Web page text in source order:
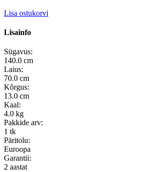
Lisa ostukorvi
Lisainfo
Sügavus:
140.0 cm
Laius:
70.0 cm
Kõrgus:
13.0 cm
Kaal:
4.0 kg
Pakkide arv:
1 tk
Päritolu:
Euroopa
Garantii:
2 aastat